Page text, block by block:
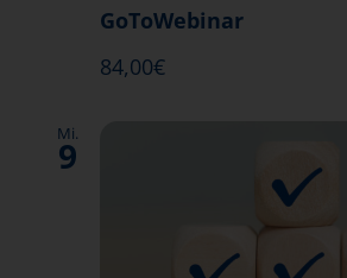
GoToWebinar
84,00€
Mi.
9